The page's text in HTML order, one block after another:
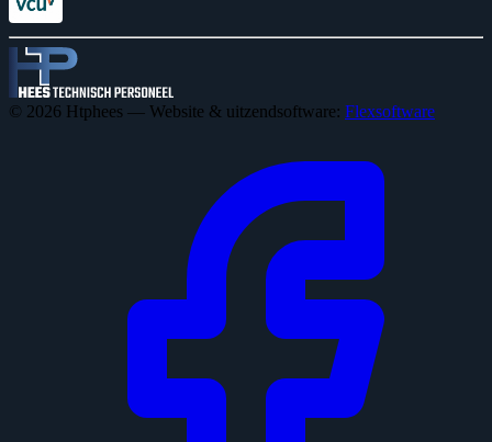
© 2026 Htphees — Website & uitzendsoftware: Flexsoftware